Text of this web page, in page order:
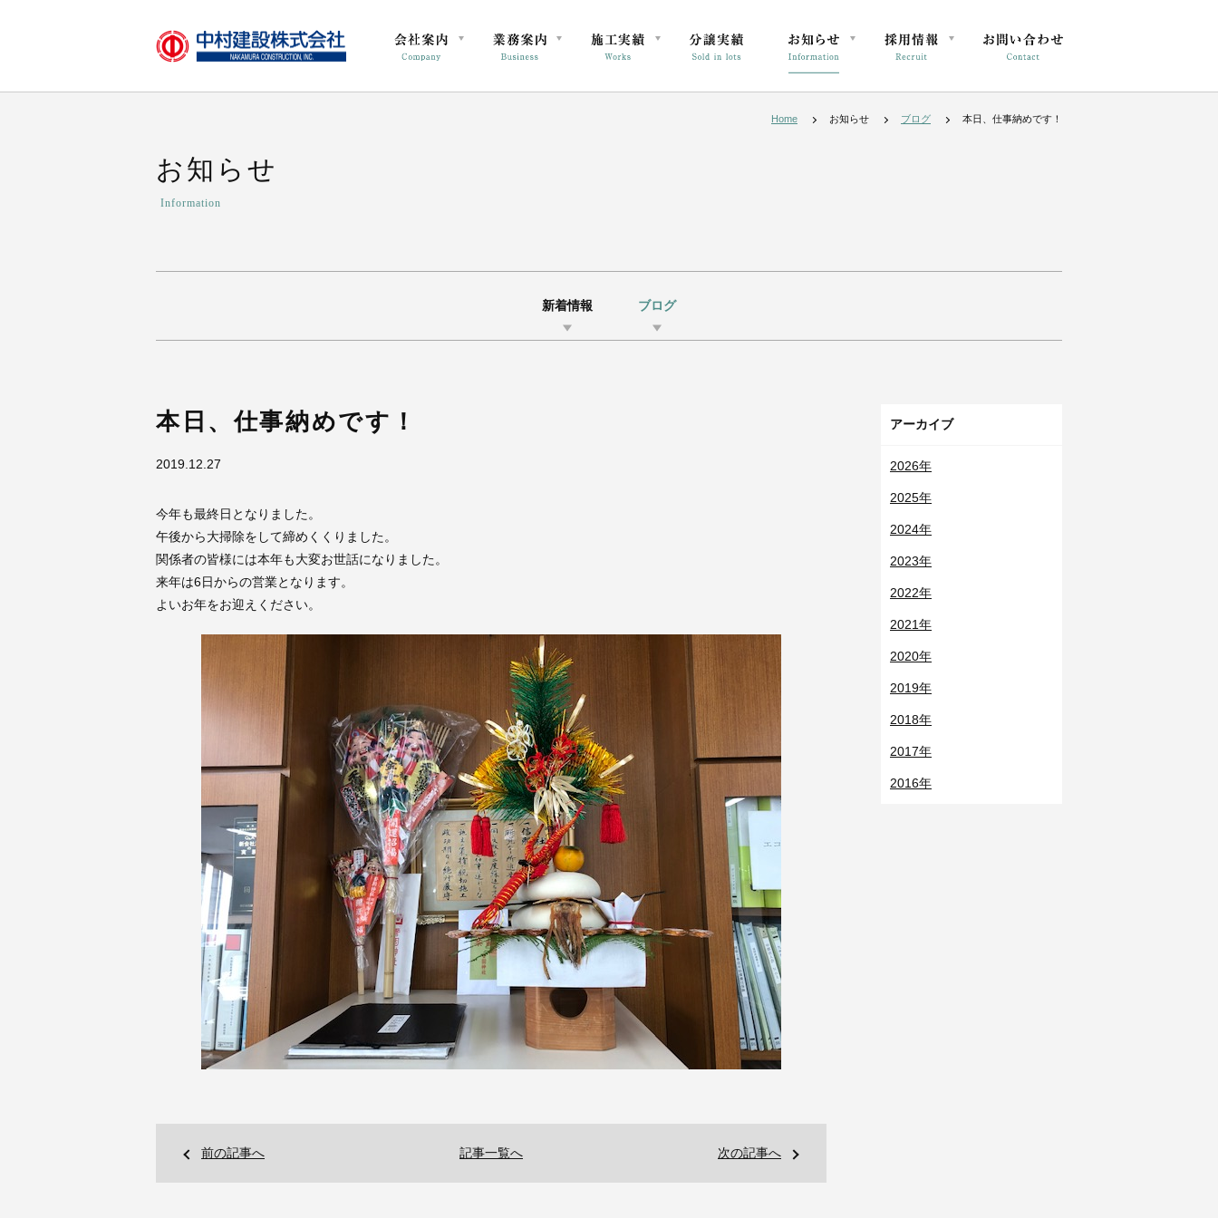
Home お知らせ ブログ 本日、仕事納めです！
お知らせ
Information
新着情報 ブログ
本日、仕事納めです！
2019.12.27
今年も最終日となりました。
午後から大掃除をして締めくくりました。
関係者の皆様には本年も大変お世話になりました。
来年は6日からの営業となります。
よいお年をお迎えください。
前の記事へ 次の記事へ
記事一覧へ
アーカイブ
2026年
2025年
2024年
2023年
2022年
2021年
2020年
2019年
2018年
2017年
2016年